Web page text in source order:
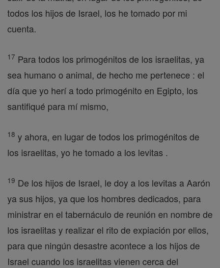
todos los hijos de Israel, los he tomado por mi
cuenta.
17 Para todos los primogénitos de los israelitas, ya
sea humano o animal, de hecho me pertenece : el
día que yo herí a todo primogénito en Egipto, los
santifiqué para mí mismo,
18 y ahora, en lugar de todos los primogénitos de
los israelitas, yo he tomado a los levitas .
19 De los hijos de Israel, le doy a los levitas a Aarón
ya sus hijos, ya que los hombres dedicados, para
ministrar en el tabernáculo de reunión en nombre de
los israelitas y realizar el rito de expiación por ellos,
para que ningún desastre acontece a los hijos de
Israel cuando los israelitas vienen cerca del